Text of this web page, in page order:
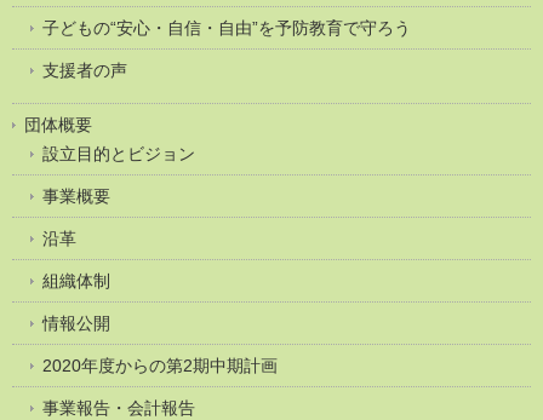
子どもの“安心・自信・自由”を予防教育で守ろう
支援者の声
団体概要
設立目的とビジョン
事業概要
沿革
組織体制
情報公開
2020年度からの第2期中期計画
事業報告・会計報告